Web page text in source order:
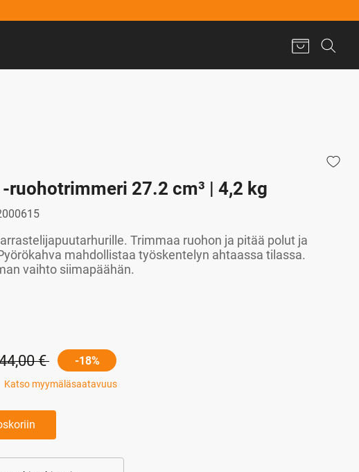
-ruohotrimmeri 27.2 cm³ | 4,2 kg
Trimmaa ruohon ja pitää polut ja
mahdollistaa työskentelyn ahtaassa tilassa.
vaihto siimapäähän.
€ -18%
Katso myymäläsaatavuus